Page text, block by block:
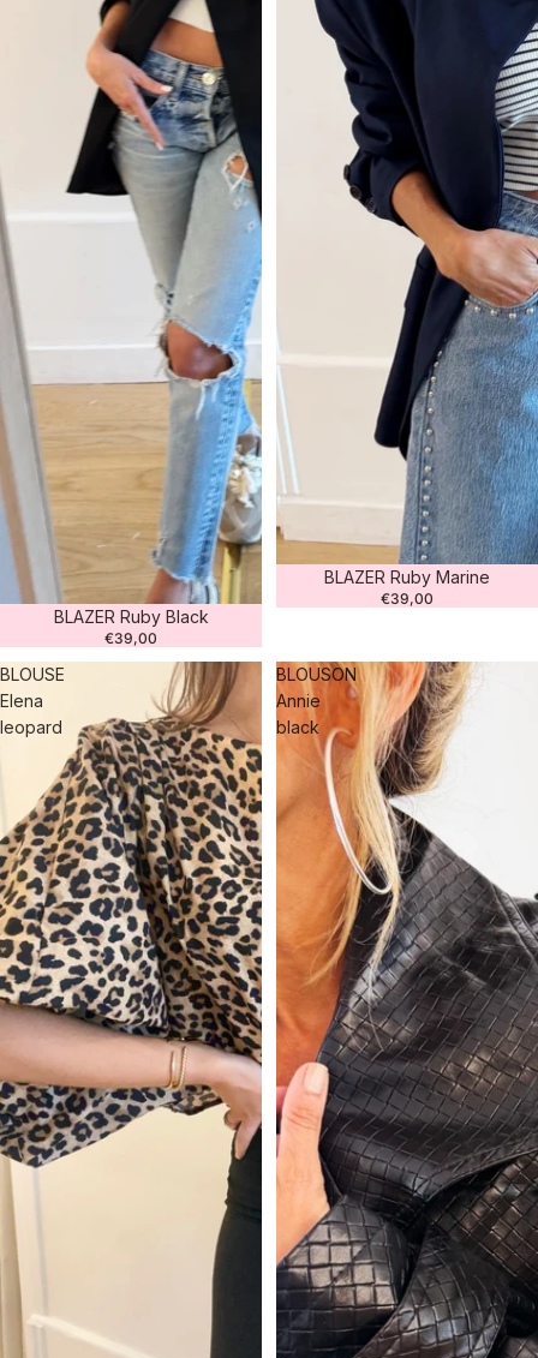
AgotadoBLAZER Ruby Black
€39,00
BLAZER Ruby Marine
€39,00
BLOUSE
Elena
leopard
BLOUSON
Annie
black